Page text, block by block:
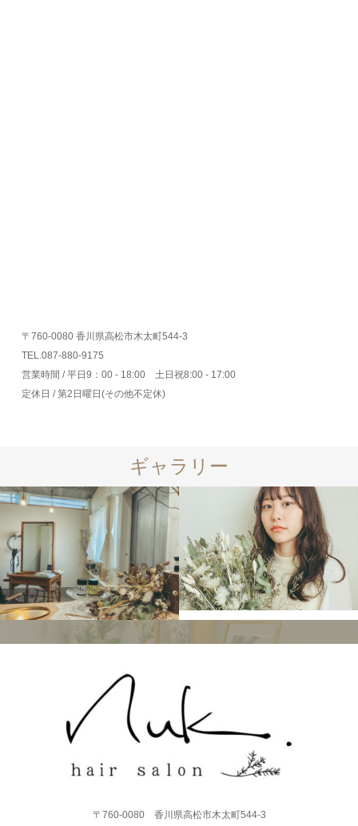
〒760-0080 香川県高松市木太町544-3
TEL.087-880-9175
営業時間 / 平日9：00 - 18:00 土日祝8:00 - 17:00
定休日 / 第2日曜日(その他不定休)
ギャラリー
〒760-0080 香川県高松市木太町544-3